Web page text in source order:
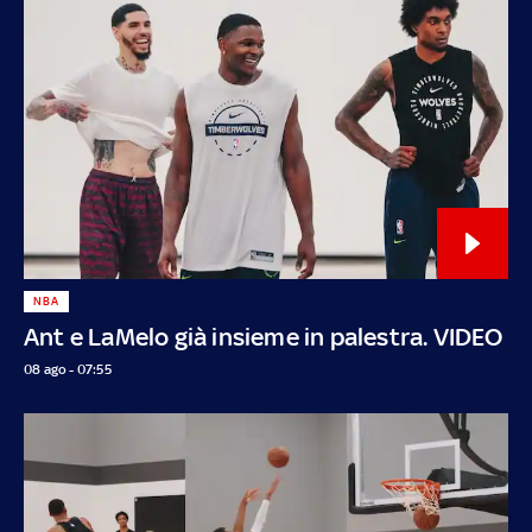
Ant e LaMelo già insieme in palestra. VIDEO
NBA
08 ago - 07:55